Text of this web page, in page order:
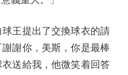
王提出了交換球衣的請
謝你，美斯，你是最棒
送給我，他微笑着回答